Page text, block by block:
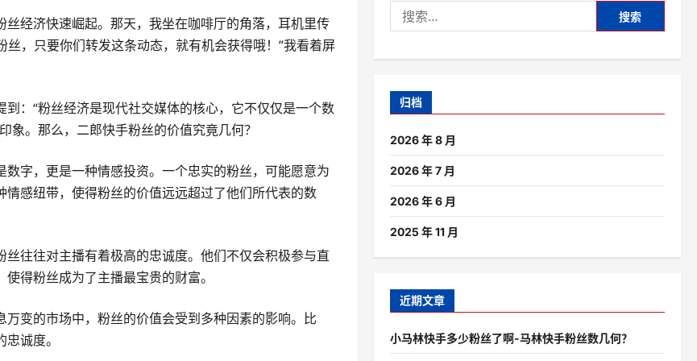
经济快速崛起。那天，我坐在咖啡厅的角落，耳机里传
，只要你们转发这条动态，就有机会获得哦！”我看着屏
：“粉丝经济是现代社交媒体的核心，它不仅仅是一个数
象。那么，二郎快手粉丝的价值究竟几何？
字，更是一种情感投资。一个忠实的粉丝，可能愿意为
感纽带，使得粉丝的价值远远超过了他们所代表的数
往往对主播有着极高的忠诚度。他们不仅会积极参与直
得粉丝成为了主播最宝贵的财富。
变的市场中，粉丝的价值会受到多种因素的影响。比
诚度。
索：
归档
2026 年 8 月
2026 年 7 月
2026 年 6 月
2025 年 11 月
近期文章
小马林快手多少粉丝了啊-马林快手粉丝数几何？